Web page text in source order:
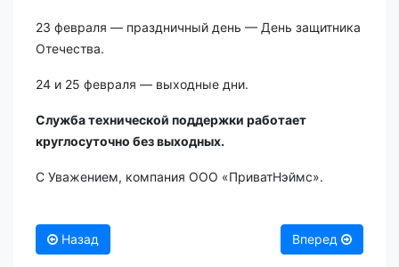
23 февраля — праздничный день — День защитника
Отечества.
24 и 25 февраля — выходные дни.
Служба технической поддержки работает
круглосуточно без выходных.
С Уважением, компания ООО «ПриватНэймс».
Назад Вперед